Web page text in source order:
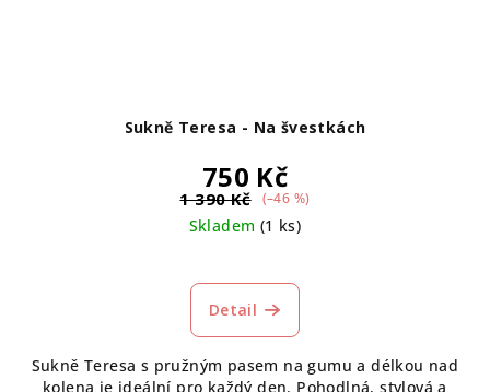
Sukně Teresa - Na švestkách
750 Kč
1 390 Kč (–46 %)
Skladem (1 ks)
Detail
Sukně Teresa s pružným pasem na gumu a délkou nad
kolena je ideální pro každý den. Pohodlná, stylová a